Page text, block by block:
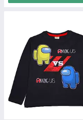
Допомога у
моделей і
Заміна
магазину